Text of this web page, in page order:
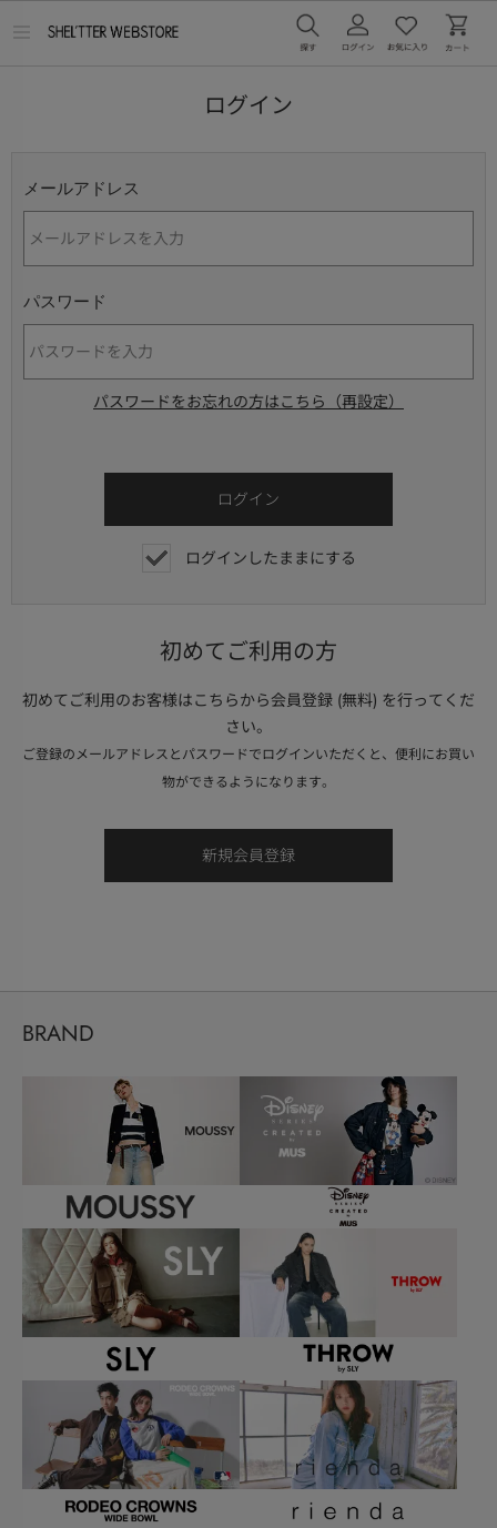
ログイン
メールアドレス
パスワード
パスワードをお忘れの方はこちら（再設定）
ログインしたままにする
初めてご利用の方
初めてご利用のお客様はこちらから会員登録 (無料) を行ってくだ
さい。
ご登録のメールアドレスとパスワードでログインいただくと、便利にお買い
物ができるようになります。
BRAND